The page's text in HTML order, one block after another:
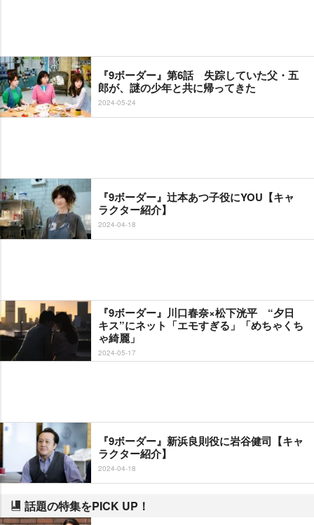
『9ボーダー』第6話 失踪していた父・五
郎が、謎の少年と共に帰ってきた
2024-05-24
『9ボーダー』辻本あつ子役にYOU【キャ
ラクター紹介】
2024-04-18
『9ボーダー』川口春奈×松下洸平 “夕日
キス”にネット「エモすぎる」「めちゃくち
ゃ綺麗」
2024-05-17
『9ボーダー』新浜良則役に岩谷健司【キャ
ラクター紹介】
2024-04-18
話題の特集をPICK UP！